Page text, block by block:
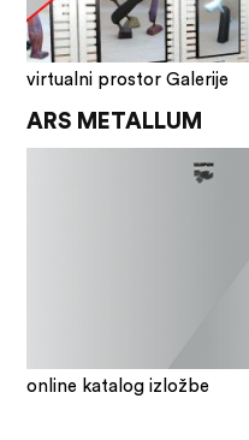
virtualni prostor Galerije
ARS METALLUM
online katalog izložbe